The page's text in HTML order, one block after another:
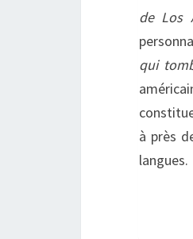
de Los
qui
à près
langues.